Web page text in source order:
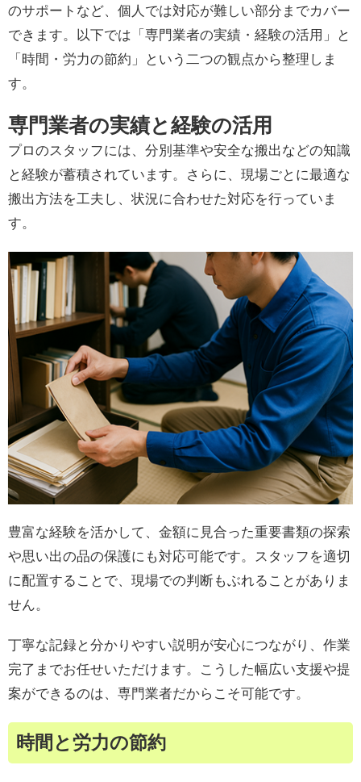
のサポートなど、個人では対応が難しい部分までカバー
できます。以下では「専門業者の実績・経験の活用」と
「時間・労力の節約」という二つの観点から整理しま
す。
専門業者の実績と経験の活用
プロのスタッフには、分別基準や安全な搬出などの知識
と経験が蓄積されています。さらに、現場ごとに最適な
搬出方法を工夫し、状況に合わせた対応を行っていま
す。
豊富な経験を活かして、金額に見合った重要書類の探索
や思い出の品の保護にも対応可能です。スタッフを適切
に配置することで、現場での判断もぶれることがありま
せん。
丁寧な記録と分かりやすい説明が安心につながり、作業
完了までお任せいただけます。こうした幅広い支援や提
案ができるのは、専門業者だからこそ可能です。
時間と労力の節約